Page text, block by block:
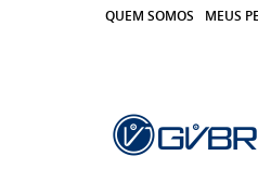
QUEM SOMOS MEUS